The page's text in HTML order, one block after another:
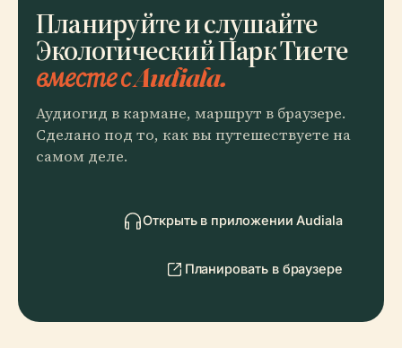
Планируйте и слушайте
Экологический Парк Тиете
вместе с Audiala.
Аудиогид в кармане, маршрут в браузере.
Сделано под то, как вы путешествуете на
самом деле.
Открыть в приложении Audiala
Планировать в браузере